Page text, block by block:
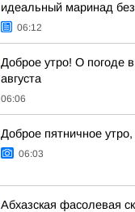
идеальный маринад
06:12
Доброе утро! О погоде
августа
06:06
Доброе пятничное
06:03
Абхазская фасолевая